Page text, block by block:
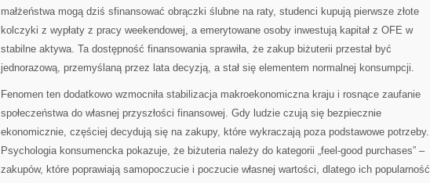
małżeństwa mogą dziś sfinansować obrączki ślubne na raty, studenci kupują pierwsze złote
kolczyki z wypłaty z pracy weekendowej, a emerytowane osoby inwestują kapitał z OFE w
stabilne aktywa. Ta dostępność finansowania sprawiła, że zakup biżuterii przestał być
jednorazową, przemyślaną przez lata decyzją, a stał się elementem normalnej konsumpcji.
Fenomen ten dodatkowo wzmocniła stabilizacja makroekonomiczna kraju i rosnące zaufanie
społeczeństwa do własnej przyszłości finansowej. Gdy ludzie czują się bezpiecznie
ekonomicznie, częściej decydują się na zakupy, które wykraczają poza podstawowe potrzeby.
Psychologia konsumencka pokazuje, że biżuteria należy do kategorii „feel-good purchases” –
zakupów, które poprawiają samopoczucie i poczucie własnej wartości, dlatego ich popularność